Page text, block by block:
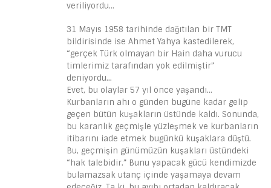
veriliyordu…
31 Mayıs 1958 tarihinde dağıtılan bir TMT
bildirisinde ise Ahmet Yahya kastedilerek,
“gerçek Türk olmayan bir Hain daha vurucu
timlerimiz tarafından yok edilmiştir”
deniyordu…
Evet, bu olaylar 57 yıl önce yaşandı…
Kurbanların ahı o günden bugüne kadar gelip
geçen bütün kuşakların üstünde kaldı. Sonunda,
bu karanlık geçmişle yüzleşmek ve kurbanların
itibarını iade etmek bugünkü kuşaklara düştü.
Bu, geçmişin günümüzün kuşakları üstündeki
“hak talebidir.” Bunu yapacak gücü kendimizde
bulamazsak utanç içinde yaşamaya devam